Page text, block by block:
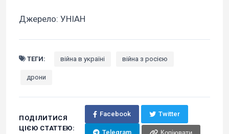
Джерело: УНІАН
ТЕГИ: війна в україні війна з росією
дрони
ПОДІЛИТИСЯ
ЦІЄЮ СТАТТЕЮ:
Facebook Twitter
Telegram